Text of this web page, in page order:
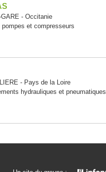
- Occitanie
pompes et compresseurs
- Pays de la Loire
hydrauliques et pneumatiques